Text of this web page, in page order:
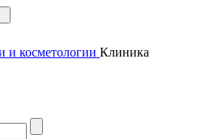
Клиника